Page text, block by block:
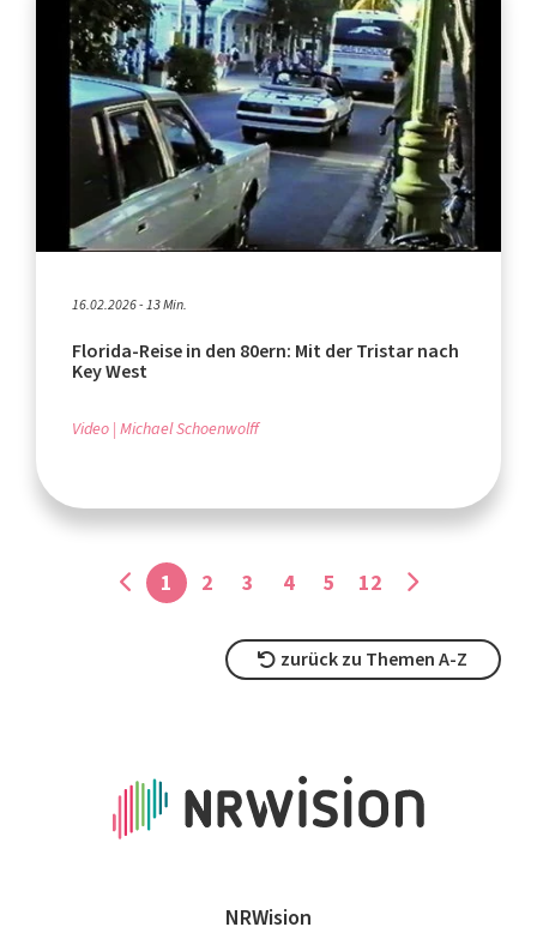
16.02.2026 - 13 Min.
Florida-Reise in den 80ern: Mit der Tristar nach
Key West
Video Michael Schoenwolff
1 2 3 4 5 12
zurück zu Themen A-Z
NRWision